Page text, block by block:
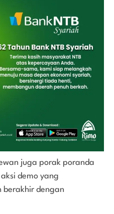
juga porak poranda
demo yang
berakhir dengan